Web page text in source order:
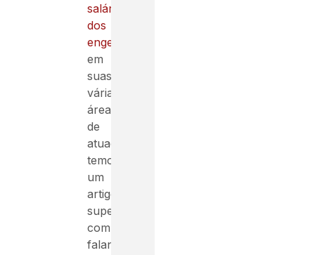
salários
dos
engenheiros
em
suas
várias
áreas
de
atuação,
temos
um
artigo
super
completo
falando